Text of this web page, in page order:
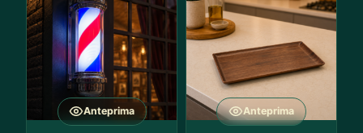
Anteprima Anteprima